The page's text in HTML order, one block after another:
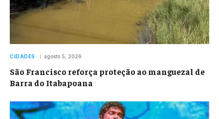
CIDADES agosto 5, 2026
São Francisco reforça proteção ao manguezal de
Barra do Itabapoana